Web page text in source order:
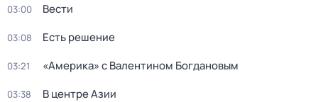
03:00 Вести
03:08 Есть решение
03:21 «Америка» с Валентином Богдановым
03:38 В центре Азии